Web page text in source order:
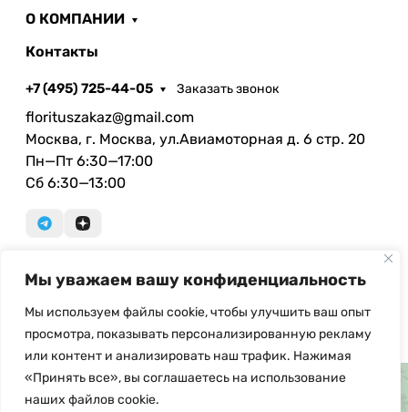
Мы уважаем вашу конфиденциальность
Мы используем файлы cookie, чтобы улучшить ваш опыт
просмотра, показывать персонализированную рекламу
или контент и анализировать наш трафик. Нажимая
«Принять все», вы соглашаетесь на использование
наших файлов cookie.
О КОМПАНИИ
Контакты
+7 (495) 725-44-05 Заказать звонок
florituszakaz@gmail.com
Москва, г. Москва, ул.Авиамоторная д. 6 стр. 20
Пн—Пт 6:30—17:00
Сб 6:30—13:00
© Copyright, 2026 Floritus.com - оптовая продажа
искусственных цветов и ритуальных
сайта ссылка на источник обязательна.